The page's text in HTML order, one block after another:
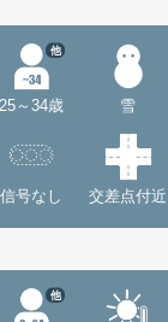
25～34歳
他
雪
信号なし 交差点付近
他